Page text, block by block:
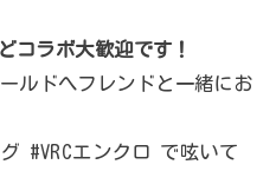
コラボ大歓迎です！
ルドへフレンドと一緒にお
#VRCエンクロ で呟いて